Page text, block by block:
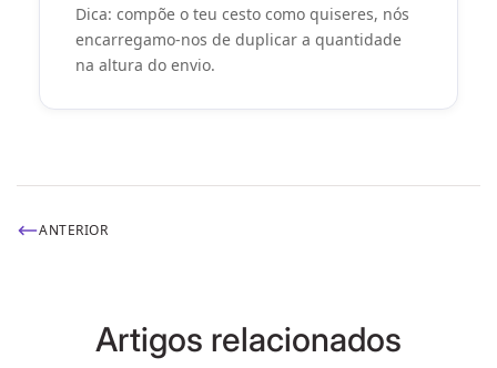
Dica: compõe o teu cesto como quiseres, nós
encarregamo-nos de duplicar a quantidade
na altura do envio.
ANTERIOR
Artigos relacionados